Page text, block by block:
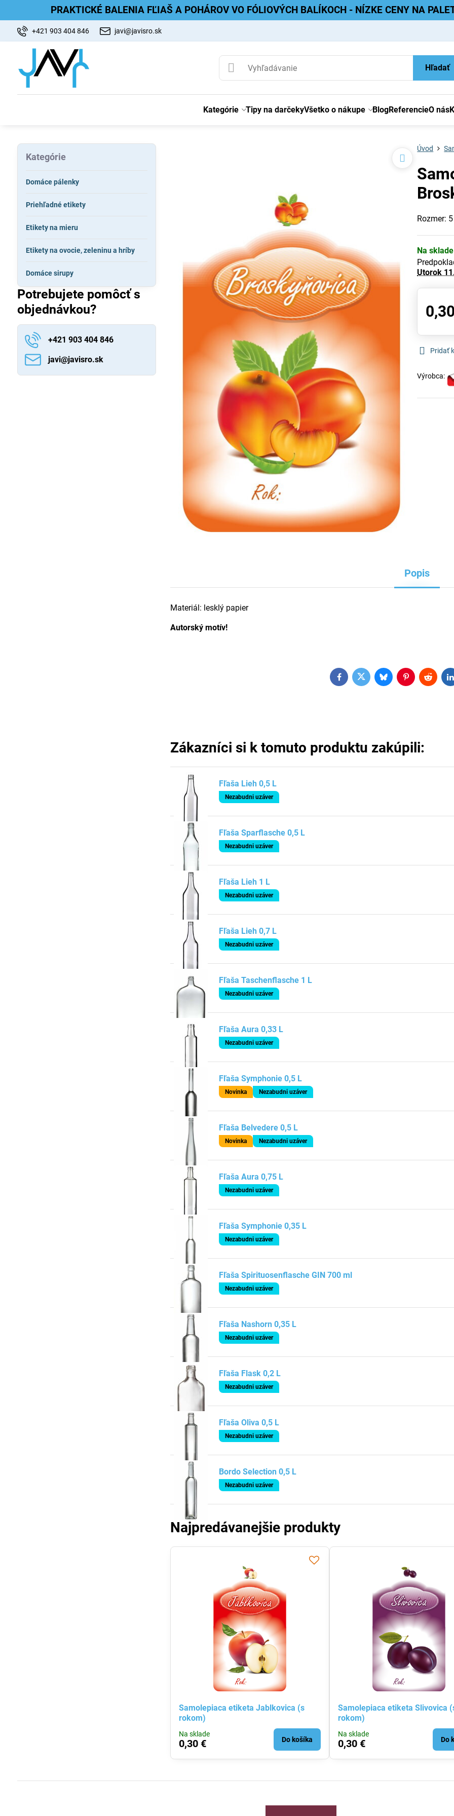
PRAKTICKÉ BALENIA FĽIAŠ A POHÁROV VO FÓLIOVÝCH BALÍKOCH - NÍZKE CENY NA
+421 903 404 846 javi@javisro.sk
Hľadať
Kategórie Tipy na darčekyVšetko o nákupe BlogReferencieO nás
Úvod
Rozmer:
Na sklade
Utorok
Pridať
Výrobca:
Popis
Materiál: lesklý papier
Autorský motív!
FacebookTwitterBlueskyPinterestReddit
Zákazníci si k tomuto produktu zakúpili:
Fľaša Lieh 0,5 L
Nezabudni uzáver
Fľaša Sparflasche 0,5 L
Nezabudni uzáver
Fľaša Lieh 1 L
Nezabudni uzáver
Fľaša Lieh 0,7 L
Nezabudni uzáver
Fľaša Taschenflasche 1 L
Nezabudni uzáver
Fľaša Aura 0,33 L
Nezabudni uzáver
Fľaša Symphonie 0,5 L
Novinka Nezabudni uzáver
Fľaša Belvedere 0,5 L
Novinka Nezabudni uzáver
Fľaša Aura 0,75 L
Nezabudni uzáver
Fľaša Symphonie 0,35 L
Nezabudni uzáver
Fľaša Spirituosenflasche GIN 700 ml
Nezabudni uzáver
Fľaša Nashorn 0,35 L
Nezabudni uzáver
Fľaša Flask 0,2 L
Nezabudni uzáver
Fľaša Oliva 0,5 L
Nezabudni uzáver
Bordo Selection 0,5 L
Nezabudni uzáver
Najpredávanejšie produkty
Samolepiaca etiketa Jablkovica (s
rokom)
Na sklade
0,30 € Do košíka
Samolepiaca etiketa Slivovica
rokom)
Na sklade
0,30 € Do
Kategórie
Domáce pálenky
Priehľadné etikety
Etikety na mieru
Etikety na ovocie, zeleninu a hríby
Domáce sirupy
Potrebujete pomôcť s
objednávkou?
+421 903 404 846
javi​@javisro​.sk